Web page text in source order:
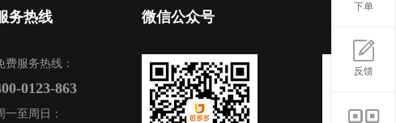
务热线
费服务热线：
0123-863
一至周日：
微信公众号
下单
反馈